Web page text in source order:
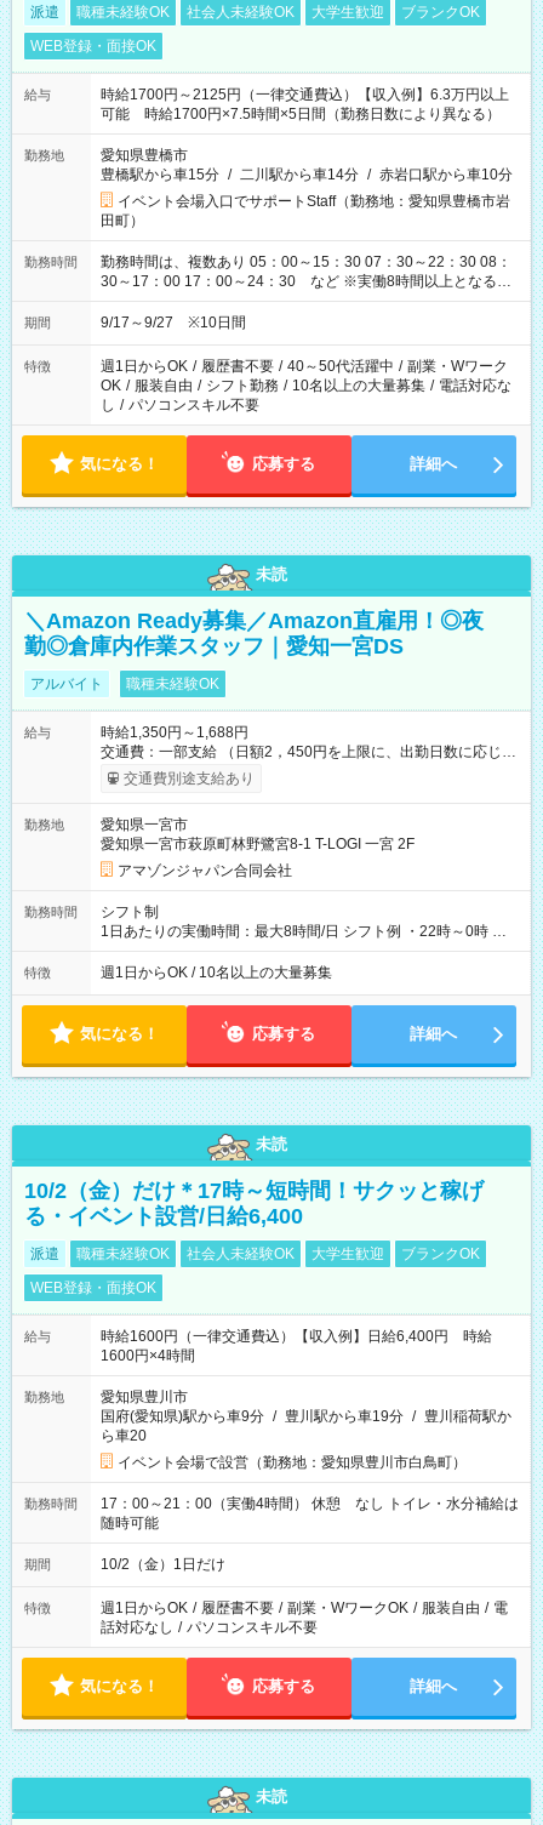
派遣 職種未経験OK 社会人未経験OK 大学生歓迎
ブランクOK
WEB登録・面接OK
給与
時給1700円～2125円（一律交通費込）【収入例】6.3万円以上
可能 時給1700円×7.5時間×5日間（勤務日数により異なる）
勤務地
愛知県豊橋市
豊橋駅から車15分 / 二川駅から車14分 / 赤岩口駅から車10分
イベント会場入口でサポートStaff（勤務地：愛知県豊橋市岩
田町）
勤務時間
勤務時間は、複数あり 05：00～15：30 07：30～22：30 08：
30～17：00 17：00～24：30 など ※実働8時間以上となる勤
務もあります。 【休憩】60分+他休憩あり 交替で取得します。
安全面に配慮しこまめな休憩があります。
期間 9/17～9/27 ※10日間
特徴 週1日からOK / 履歴書不要 / 40～50代活躍中 / 副業・Wワーク
OK / 服装自由 / シフト勤務 / 10名以上の大量募集 / 電話対応な
し / パソコンスキル不要
気になる！ 応募する 詳細へ
未読
＼Amazon Ready募集／Amazon直雇用！◎夜
勤◎倉庫内作業スタッフ｜愛知一宮DS
アルバイト 職種未経験OK
給与
時給1,350円～1,688円
交通費：一部支給 （日額2，450円を上限に、出勤日数に応じて
実費支給） ※22:00～翌5:00までは時給25%UP！ ■給与前払い
制度あり ※前払い額の上限あり、手数料無料（Amazon負担）
交通費別途支給あり
勤務地
愛知県一宮市
愛知県一宮市萩原町林野鷺宮8-1 T-LOGI 一宮 2F
アマゾンジャパン合同会社
勤務時間
シフト制
1日あたりの実働時間：最大8時間/日 シフト例 ・22時～0時 入
社後、就業可能シフトをご確認の上、申請してください。
特徴 週1日からOK / 10名以上の大量募集
気になる！ 応募する 詳細へ
未読
10/2（金）だけ＊17時～短時間！サクッと稼げ
る・イベント設営/日給6,400
派遣 職種未経験OK 社会人未経験OK 大学生歓迎
ブランクOK
WEB登録・面接OK
給与
時給1600円（一律交通費込）【収入例】日給6,400円 時給
1600円×4時間
勤務地
愛知県豊川市
国府(愛知県)駅から車9分 / 豊川駅から車19分 / 豊川稲荷駅か
ら車20
イベント会場で設営（勤務地：愛知県豊川市白鳥町）
勤務時間
17：00～21：00（実働4時間） 休憩 なし トイレ・水分補給は
随時可能
期間 10/2（金）1日だけ
特徴 週1日からOK / 履歴書不要 / 副業・WワークOK / 服装自由 / 電
話対応なし / パソコンスキル不要
気になる！ 応募する 詳細へ
未読